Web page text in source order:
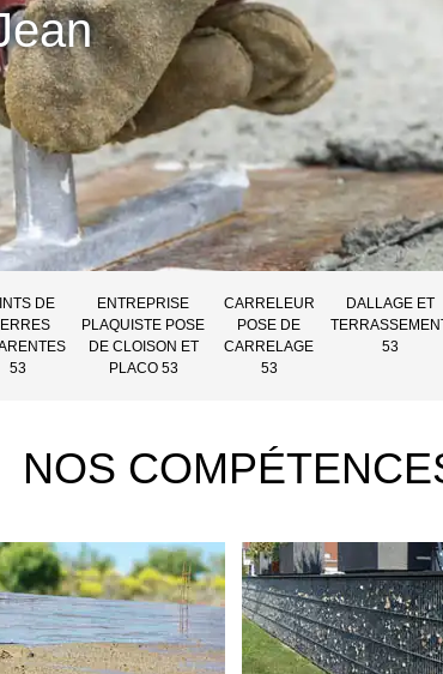
DE
53
ENTREPRISE
PLAQUISTE POSE
DE CLOISON ET
PLACO 53
CARRELEUR
POSE DE
CARRELAGE
53
DALLAGE ET
53
NOS